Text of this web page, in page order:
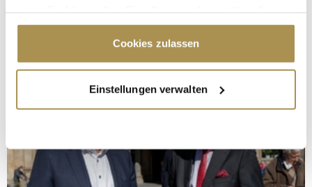
Cookie-Erklärung oder durch Klicken auf das Privacy
Trigger Symbol ändern oder widerrufen
Informationen über Ihre geografische Lage
erfassen, welche bis auf einige Meter genau sein
bestimmten Merkmalen (Fingerprinting) identifizieren
Erfahren Sie mehr darüber, wie Ihre persönlichen Daten
Cookies zulassen
Einstellungen verwalten